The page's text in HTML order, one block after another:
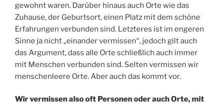
gewohnt waren. Darüber hinaus auch Orte wie das
Zuhause, der Geburtsort, einen Platz mit dem schöne
Erfahrungen verbunden sind. Letzteres ist im engeren
Sinne ja nicht „einander vermissen“, jedoch gilt auch
das Argument, dass alle Orte schließlich auch immer
mit Menschen verbunden sind. Selten vermissen wir
menschenleere Orte. Aber auch das kommt vor.
Wir vermissen also oft Personen oder auch Orte, mit